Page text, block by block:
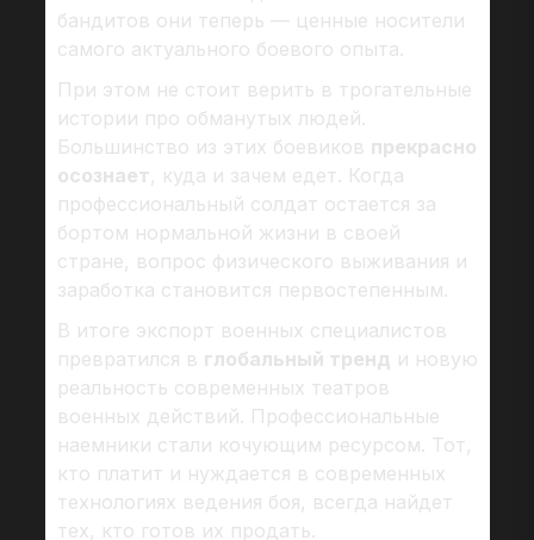
бандитов они теперь — ценные носители
самого актуального боевого опыта.
При этом не стоит верить в трогательные
истории про обманутых людей.
Большинство из этих боевиков прекрасно
осознает, куда и зачем едет. Когда
профессиональный солдат остается за
бортом нормальной жизни в своей
стране, вопрос физического выживания и
заработка становится первостепенным.
В итоге экспорт военных специалистов
превратился в глобальный тренд и новую
реальность современных театров
военных действий. Профессиональные
наемники стали кочующим ресурсом. Тот,
кто платит и нуждается в современных
технологиях ведения боя, всегда найдет
тех, кто готов их продать.